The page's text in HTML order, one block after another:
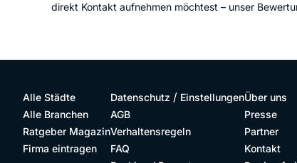
direkt Kontakt aufnehmen möchtest – unser
Alle Städte
Alle Branchen
Ratgeber Magazin
Firma eintragen
Datenschutz / Einstellungen
AGB
Verhaltensregeln
FAQ
Über uns
Presse
Partner
Kontakt